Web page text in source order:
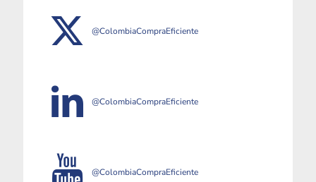
@ColombiaCompraEficiente
@ColombiaCompraEficiente
@ColombiaCompraEficiente